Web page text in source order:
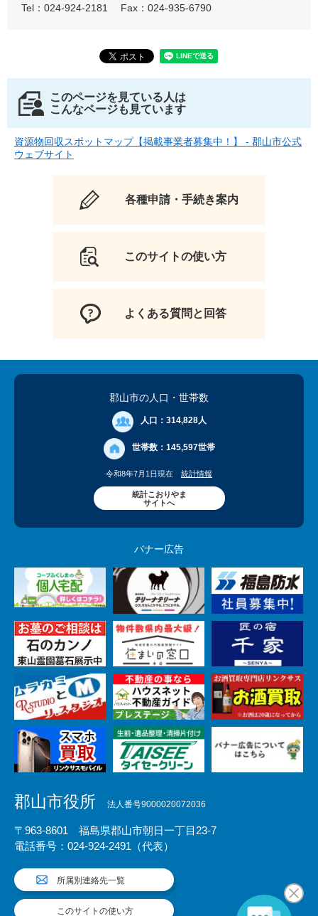
Tel：024-924-2181
Fax：024-935-6790
このページを見ている人は
こんなページも見ています
資源物回収スポットマップ【掲載事業者募集中！】 - 郡山市公式
ウェブサイト
各種申請・手続き案内
このサイトの使い方
よくある質問と回答
郡山市の人口 ・世帯数
人口： 314,828人
世帯数： 145,597世帯
令和8年7月1日現在 統計情報
統計こおりやま
サイトへ
バナー広告
郡山市役所 法人番号9000020072036
〒963-8601 福島県郡山市朝日一丁目23-7
電話番号：024-924-2491（代表）
所属別連絡先一覧
このサイトの使い方